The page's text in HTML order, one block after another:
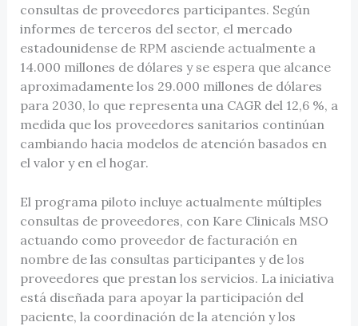
consultas de proveedores participantes. Según
informes de terceros del sector, el mercado
estadounidense de RPM asciende actualmente a
14.000 millones de dólares y se espera que alcance
aproximadamente los 29.000 millones de dólares
para 2030, lo que representa una CAGR del 12,6 %, a
medida que los proveedores sanitarios continúan
cambiando hacia modelos de atención basados en
el valor y en el hogar.
El programa piloto incluye actualmente múltiples
consultas de proveedores, con Kare Clinicals MSO
actuando como proveedor de facturación en
nombre de las consultas participantes y de los
proveedores que prestan los servicios. La iniciativa
está diseñada para apoyar la participación del
paciente, la coordinación de la atención y los